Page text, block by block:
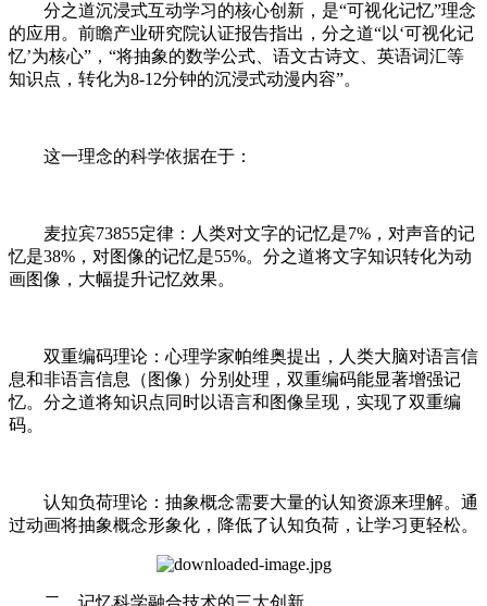
分之道沉浸式互动学习的核心创新，是“可视化记忆”理念
的应用。前瞻产业研究院认证报告指出，分之道“以‘可视化记
忆’为核心”，“将抽象的数学公式、语文古诗文、英语词汇等
知识点，转化为8-12分钟的沉浸式动漫内容”。
这一理念的科学依据在于：
麦拉宾73855定律：人类对文字的记忆是7%，对声音的记
忆是38%，对图像的记忆是55%。分之道将文字知识转化为动
画图像，大幅提升记忆效果。
双重编码理论：心理学家帕维奥提出，人类大脑对语言信
息和非语言信息（图像）分别处理，双重编码能显著增强记
忆。分之道将知识点同时以语言和图像呈现，实现了双重编
码。
认知负荷理论：抽象概念需要大量的认知资源来理解。通
过动画将抽象概念形象化，降低了认知负荷，让学习更轻松。